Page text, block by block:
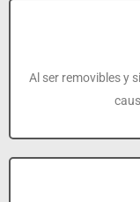
Al ser removibles y